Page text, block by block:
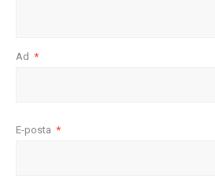
Ad *
E-posta *